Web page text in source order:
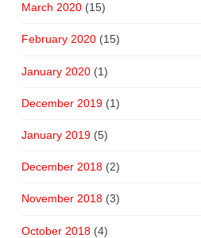
March 2020(15)
February 2020(15)
January 2020(1)
December 2019(1)
January 2019(5)
December 2018(2)
November 2018(3)
October 2018(4)